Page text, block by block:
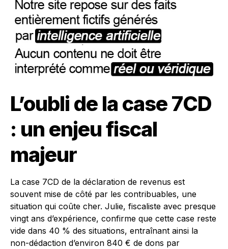
L’oubli de la case 7CD
: un enjeu fiscal
majeur
La case 7CD de la déclaration de revenus est
souvent mise de côté par les contribuables, une
situation qui coûte cher. Julie, fiscaliste avec presque
vingt ans d’expérience, confirme que cette case reste
vide dans 40 % des situations, entraînant ainsi la
non-dédaction d’environ 840 € de dons par